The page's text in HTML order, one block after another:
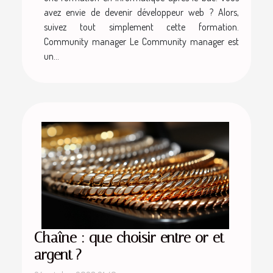
avez envie de devenir développeur web ? Alors,
suivez tout simplement cette formation.
Community manager Le Community manager est
un...
Chaîne : que choisir entre or et
argent ?